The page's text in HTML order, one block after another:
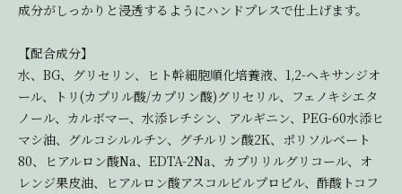
成分がしっかりと浸透するようにハンドプレスで仕上げます。
【配合成分】
水、BG、グリセリン、ヒト幹細胞順化培養液、1,2-ヘキサンジオ
ール、トリ(カプリル酸/カプリン酸)グリセリル、フェノキシエタ
ノール、カルボマー、水添レチシン、アルギニン、PEG-60水添ヒ
マシ油、グルコシルルチン、グチルリン酸2K、ポリソルベート
80、ヒアルロン酸Na、EDTA-2Na、カプリリルグリコール、オ
レンジ果皮油、ヒアルロン酸アスコルビルプロピル、酢酸トコフ